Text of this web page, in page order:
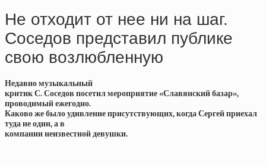
Не отходит от нее ни на шаг.
Соседов представил публике
свою возлюбленную
Недавно музыкальный
критик С. Соседов посетил мероприятие «Славянский базар»,
проводимый ежегодно.
Каково же было удивление присутствующих, когда Сергей приехал
туда не один, а в
компании неизвестной девушки.